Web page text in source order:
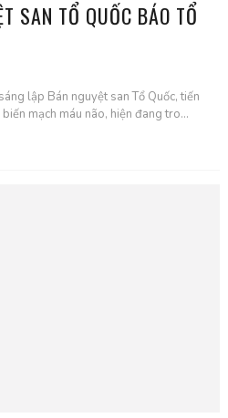
SAN TỔ QUỐC BÁO TỔ
lập Bán nguyệt san Tổ Quốc, tiến
mạch máu não, hiện đang tro...